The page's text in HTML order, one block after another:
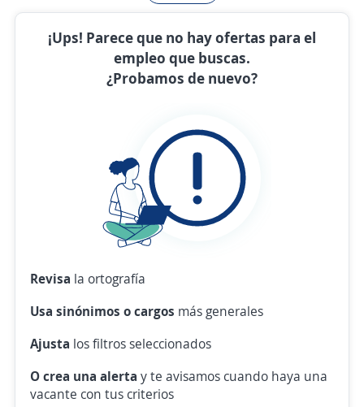
¡Ups! Parece que no hay ofertas para el
empleo que buscas.
¿Probamos de nuevo?
Revisa la ortografía
Usa sinónimos o cargos más generales
Ajusta los filtros seleccionados
O crea una alerta y te avisamos cuando haya una
vacante con tus criterios